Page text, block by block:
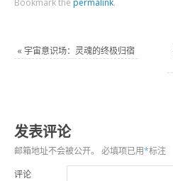
« 宇宙意识场：灵魂的终极归宿
发表评论
邮箱地址不会被公开。 必填项已用*标注
评论